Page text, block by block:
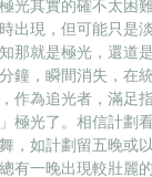
光其實的確不太困
出現，但可能只是
那就是極光，還道
鐘，瞬間消失，在
作為追光者，滿足
極光了。相信計劃
，如計劃留五晚或
有一晚出現較壯麗